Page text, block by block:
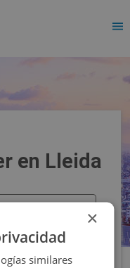
en Lleida
×
similares